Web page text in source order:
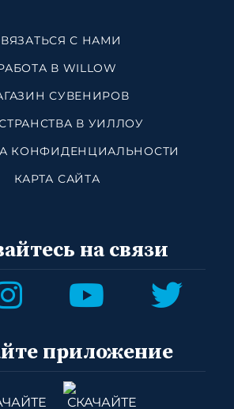
С НАМИ
В WILLOW
СУВЕНИРОВ
В УИЛЛОУ
КОНФИДЕНЦИАЛЬНОСТИ
КАРТА САЙТА
на связи
приложение